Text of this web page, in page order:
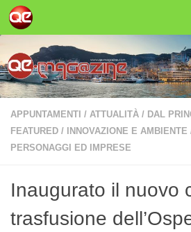
Salta al contenuto
APPUNTAMENTI / ATTUALITÀ / DAL
FEATURED / INNOVAZIONE E AMBIENTE
PERSONAGGI ED IMPRESE
Inaugurato il nuovo
trasfusione